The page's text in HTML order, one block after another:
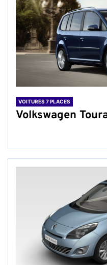
VOITURES 7 PLACES
Volkswagen